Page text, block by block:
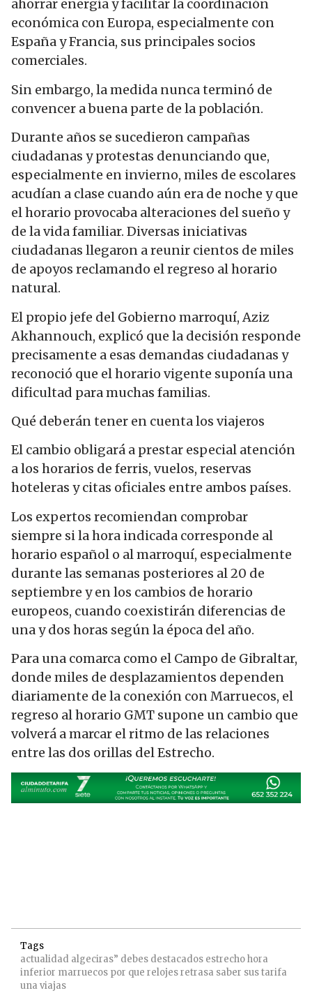
ahorrar energía y facilitar la coordinación
económica con Europa, especialmente con
España y Francia, sus principales socios
comerciales.
Sin embargo, la medida nunca terminó de
convencer a buena parte de la población.
Durante años se sucedieron campañas
ciudadanas y protestas denunciando que,
especialmente en invierno, miles de escolares
acudían a clase cuando aún era de noche y que
el horario provocaba alteraciones del sueño y
de la vida familiar. Diversas iniciativas
ciudadanas llegaron a reunir cientos de miles
de apoyos reclamando el regreso al horario
natural.
El propio jefe del Gobierno marroquí, Aziz
Akhannouch, explicó que la decisión responde
precisamente a esas demandas ciudadanas y
reconoció que el horario vigente suponía una
dificultad para muchas familias.
Qué deberán tener en cuenta los viajeros
El cambio obligará a prestar especial atención
a los horarios de ferris, vuelos, reservas
hoteleras y citas oficiales entre ambos países.
Los expertos recomiendan comprobar
siempre si la hora indicada corresponde al
horario español o al marroquí, especialmente
durante las semanas posteriores al 20 de
septiembre y en los cambios de horario
europeos, cuando coexistirán diferencias de
una y dos horas según la época del año.
Para una comarca como el Campo de Gibraltar,
donde miles de desplazamientos dependen
diariamente de la conexión con Marruecos, el
regreso al horario GMT supone un cambio que
volverá a marcar el ritmo de las relaciones
entre las dos orillas del Estrecho.
Tags
actualidad algeciras” debes destacados estrechohora
inferior marruecos por que relojesretrasa saber sustarifa
una viajas